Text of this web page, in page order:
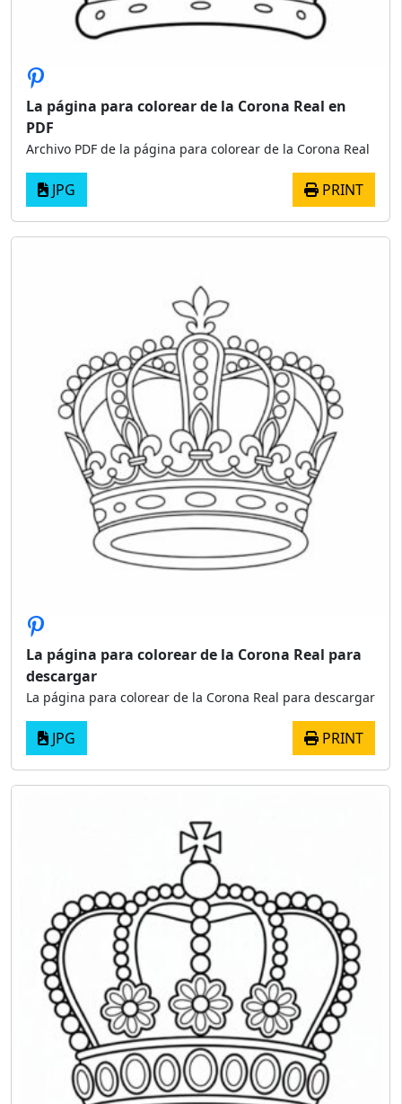
La página para colorear de la Corona Real en
PDF
Archivo PDF de la página para colorear de la Corona Real
JPG PRINT
La página para colorear de la Corona Real para
descargar
La página para colorear de la Corona Real para descargar
JPG PRINT